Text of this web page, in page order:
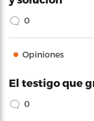
0
Opiniones
El testigo que
0